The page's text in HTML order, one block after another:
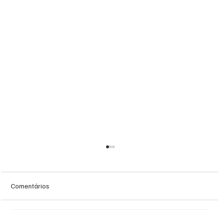
Comentários